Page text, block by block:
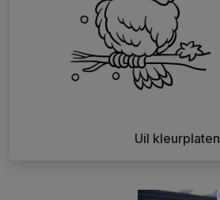
Uil kleurplaten